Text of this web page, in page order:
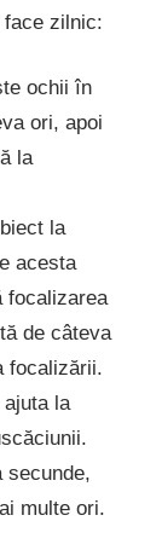
zilnic:
ochii în
ori, apoi
la
la
acesta
focalizarea
de câteva
focalizării.
la
secunde,
multe ori.